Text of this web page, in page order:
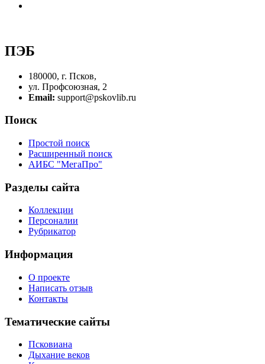
ПЭБ
180000, г. Псков,
ул. Профсоюзная, 2
Email: support@pskovlib.ru
Поиск
Простой поиск
Расширенный поиск
АИБС "МегаПро"
Разделы сайта
Коллекции
Персоналии
Рубрикатор
Информация
О проекте
Написать отзыв
Контакты
Тематические сайты
Псковиана
Дыхание веков